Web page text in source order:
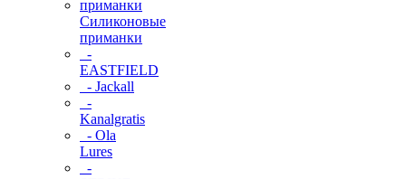
Силиконовые
приманки
-
EASTFIELD
- Jackall
-
Kanalgratis
- Ola
Lures
-